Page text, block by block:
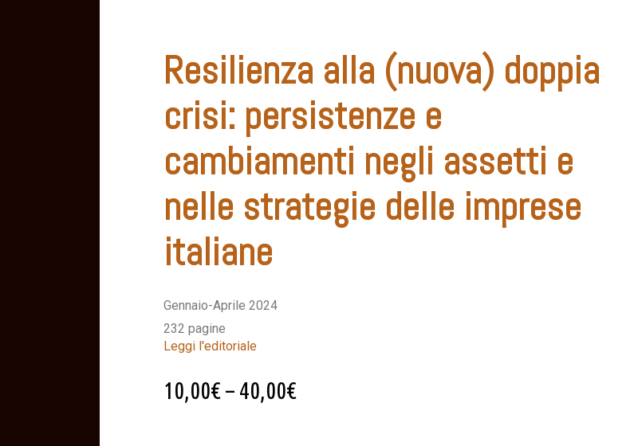
Resilienza alla (nuova) doppia
crisi: persistenze e
cambiamenti negli assetti e
nelle strategie delle imprese
italiane
Gennaio-Aprile 2024
232 pagine
Leggi l'editoriale
10,00€– 40,00€